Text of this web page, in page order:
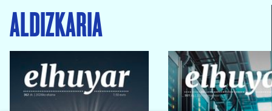
ALDIZKARIA